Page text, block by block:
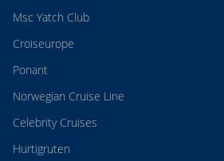
Msc Yatch Club
Croiseurope
Ponant
Norwegian Cruise Line
Celebrity Cruises
Hurtigruten